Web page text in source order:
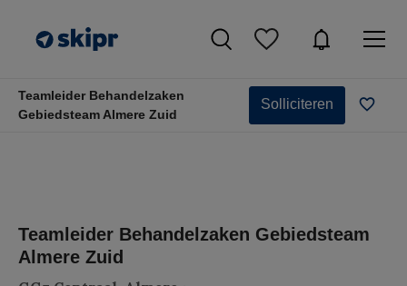
Teamleider Behandelzaken
Gebiedsteam Almere Zuid
Solliciteren
Teamleider Behandelzaken Gebiedsteam
Almere Zuid